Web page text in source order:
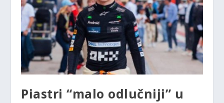
Piastri “malo odlučniji” u